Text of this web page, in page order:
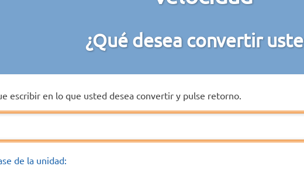
¿Qué desea convertir
escribir en lo que usted desea convertir y pulse retorno.
de la unidad: